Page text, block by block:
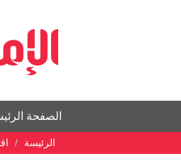
الصفحة
الرئيسة